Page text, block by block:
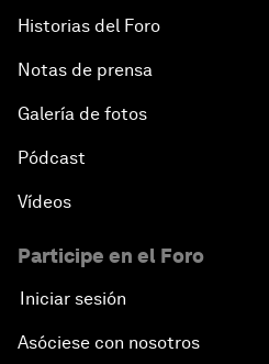
Historias del Foro
Notas de prensa
Galería de fotos
Pódcast
Vídeos
Participe en el Foro
Iniciar sesión
Asóciese con nosotros